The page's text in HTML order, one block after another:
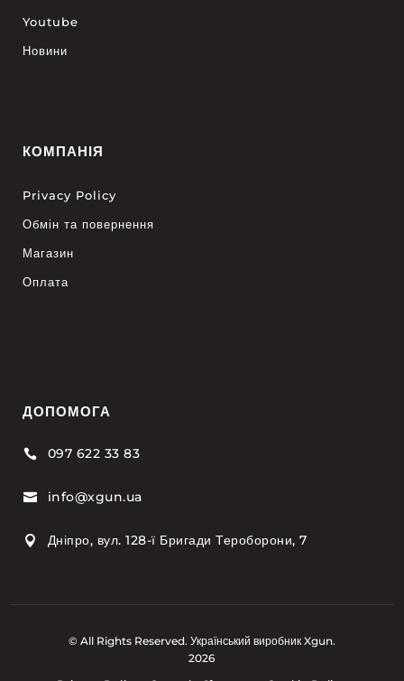
Youtube
Новини
КОМПАНІЯ
Privacy Policy
Обмін та повернення
Магазин
Оплата
ДОПОМОГА
 097 622 33 83
 info@xgun.ua
 Дніпро, вул. 128-ї Бригади Тероборони, 7
© All Rights Reserved. Український виробник Xgun.
2026